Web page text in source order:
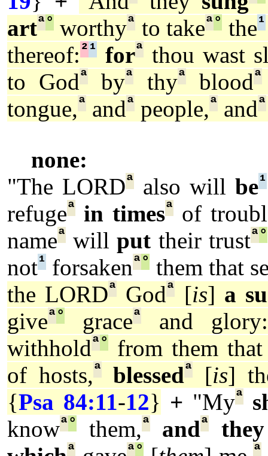
artª° worthyª to takeª° the¹
thereof: ²¹ forª thou wast
to Godª byª thyª bloodª
tongue,ª andª people,ª andª
none:
"The LORDª also willbe¹
refugeª in timesªof
nameª willput their trustª°
not¹ forsakenª° them that
the LORDª Godª [is] a
giveª° graceª
and glory:
withholdª°
from them
of hosts,ª blessedª [is]
{Psa 84:11-12} + "Myª
knowª° them,ª andª they
ª ª° ª